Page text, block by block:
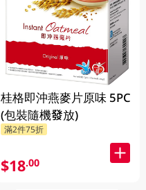
桂格即沖燕麥片原味 5PC
(包裝隨機發放)
滿2件75折
$18.00